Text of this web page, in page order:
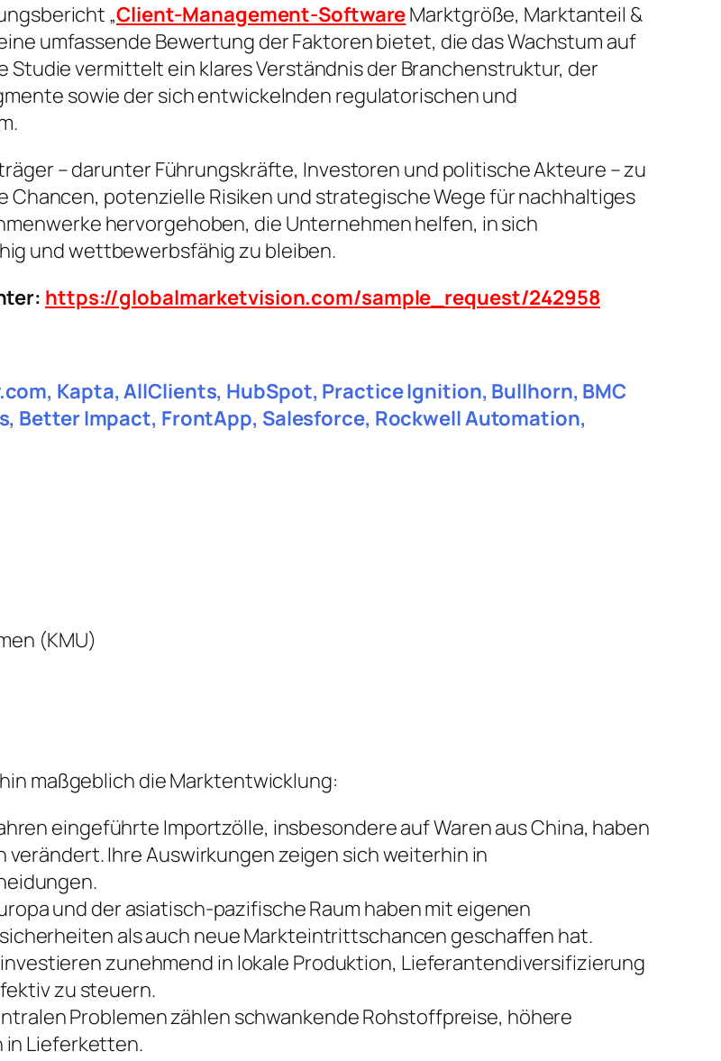
„Client-Management-SoftwareMarktgröße, Marktanteil &
umfassende Bewertung der Faktoren bietet, die das Wachstum auf
Studie vermittelt ein klares Verständnis der Branchenstruktur, der
sowie der sich entwickelnden regulatorischen und
– darunter Führungskräfte, Investoren und politische Akteure – zu
potenzielle Risiken und strategische Wege für nachhaltiges
hervorgehoben, die Unternehmen helfen, in sich
und wettbewerbsfähig zu bleiben.
https://globalmarketvision.com/sample_request/242958
Kapta, AllClients, HubSpot, Practice Ignition, Bullhorn, BMC
Better Impact, FrontApp, Salesforce, Rockwell Automation,
(KMU)
maßgeblich die Marktentwicklung:
eingeführte Importzölle, insbesondere auf Waren aus China, haben
Ihre Auswirkungen zeigen sich weiterhin in
und der asiatisch-pazifische Raum haben mit eigenen
als auch neue Markteintrittschancen geschaffen hat.
zunehmend in lokale Produktion, Lieferantendiversifizierung
zu steuern.
Problemen zählen schwankende Rohstoffpreise, höhere
in Lieferketten.